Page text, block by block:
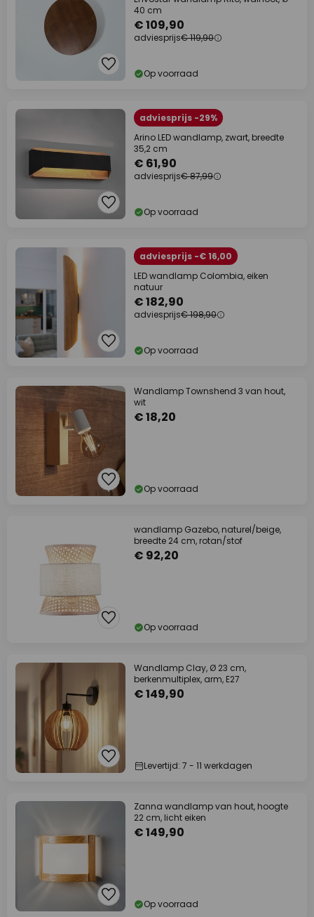
40 cm
€ 109,90
adviesprijs€ 119,90
Op voorraad
adviesprijs -29%
Arino LED wandlamp, zwart, breedte
35,2 cm
€ 61,90
adviesprijs€ 87,99
Op voorraad
adviesprijs -€ 16,00
LED wandlamp Colombia, eiken
natuur
€ 182,90
adviesprijs€ 198,90
Op voorraad
Wandlamp Townshend 3 van hout,
wit
€ 18,20
Op voorraad
wandlamp Gazebo, naturel/beige,
breedte 24 cm, rotan/stof
€ 92,20
Op voorraad
Wandlamp Clay, Ø 23 cm,
berkenmultiplex, arm, E27
€ 149,90
Levertijd: 7 - 11 werkdagen
Zanna wandlamp van hout, hoogte
22 cm, licht eiken
€ 149,90
Op voorraad